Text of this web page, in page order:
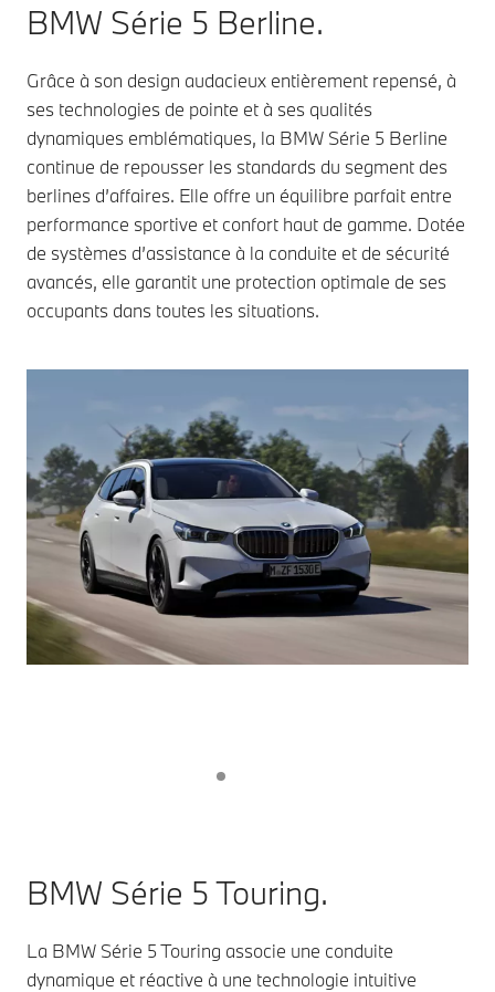
BMW Série 5 Berline.
Grâce à son design audacieux entièrement repensé, à
ses technologies de pointe et à ses qualités
dynamiques emblématiques, la BMW Série 5 Berline
continue de repousser les standards du segment des
berlines d’affaires. Elle offre un équilibre parfait entre
performance sportive et confort haut de gamme. Dotée
de systèmes d’assistance à la conduite et de sécurité
avancés, elle garantit une protection optimale de ses
occupants dans toutes les situations.
BMW Série 5 Touring.
La BMW Série 5 Touring associe une conduite
dynamique et réactive à une technologie intuitive